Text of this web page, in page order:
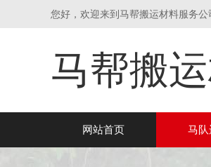
您好，欢迎来到马帮搬运材料服务公
马帮搬
网站首页 马